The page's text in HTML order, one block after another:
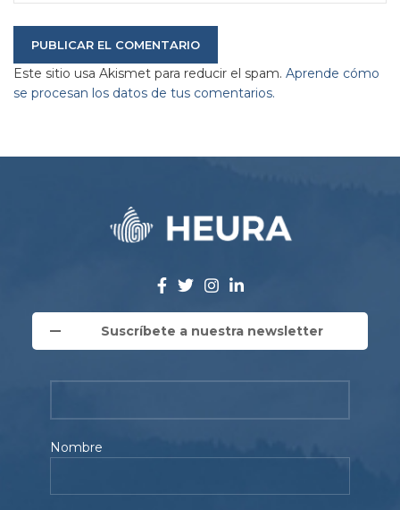
Este sitio usa Akismet para reducir el spam. Aprende cómo
se procesan los datos de tus comentarios.
Suscríbete a nuestra newsletter
Nombre